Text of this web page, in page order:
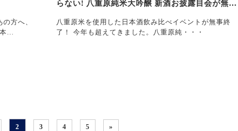
方へ、
らない! 八重原純米大吟醸 新酒お披露目会が無事
八重原米を使用した日本酒飲み比べイベントが無事終
了！ 今年も超えてきました。八重原純・・・
2 3 4 5 »